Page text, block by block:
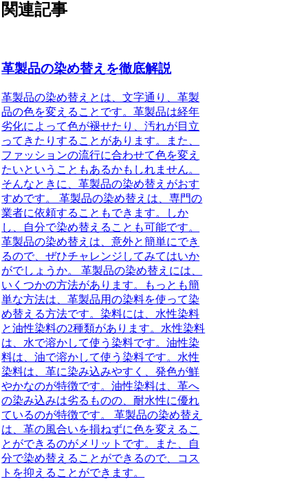
関連記事
革製品の染め替えを徹底解説
革製品の染め替えとは、文字通り、革製
品の色を変えることです。革製品は経年
劣化によって色が褪せたり、汚れが目立
ってきたりすることがあります。また、
ファッションの流行に合わせて色を変え
たいということもあるかもしれません。
そんなときに、革製品の染め替えがおす
すめです。 革製品の染め替えは、専門の
業者に依頼することもできます。しか
し、自分で染め替えることも可能です。
革製品の染め替えは、意外と簡単にでき
るので、ぜひチャレンジしてみてはいか
がでしょうか。 革製品の染め替えには、
いくつかの方法があります。もっとも簡
単な方法は、革製品用の染料を使って染
め替える方法です。染料には、水性染料
と油性染料の2種類があります。水性染料
は、水で溶かして使う染料です。油性染
料は、油で溶かして使う染料です。水性
染料は、革に染み込みやすく、発色が鮮
やかなのが特徴です。油性染料は、革へ
の染み込みは劣るものの、耐水性に優れ
ているのが特徴です。 革製品の染め替え
は、革の風合いを損ねずに色を変えるこ
とができるのがメリットです。また、自
分で染め替えることができるので、コス
トを抑えることができます。